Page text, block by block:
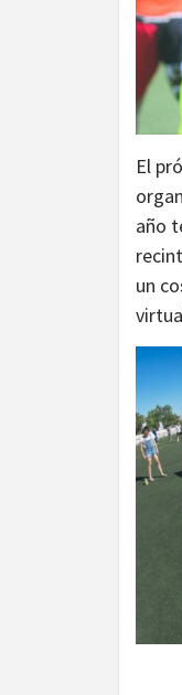
El
año
un